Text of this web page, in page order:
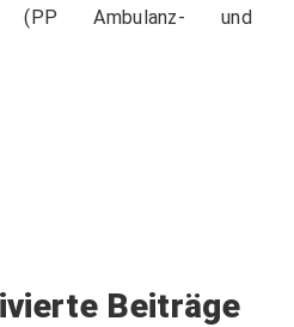
(PP Ambulanz- und
Beiträge